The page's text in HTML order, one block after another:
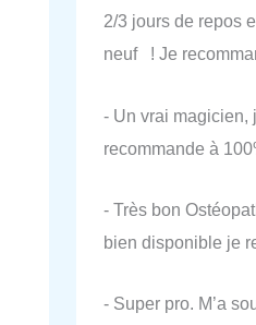
2/3 jours de repos
neuf ! Je
- Un vrai magicien,
recommande à
- Très bon
bien disponible je
- Super pro. M’a